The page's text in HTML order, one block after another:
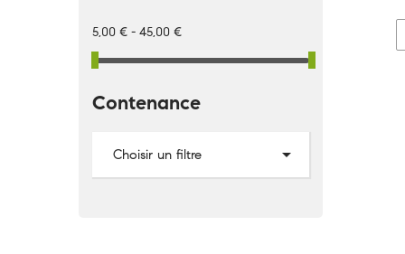
5,00 € - 45,00 €
Contenance
Choisir un filtre 